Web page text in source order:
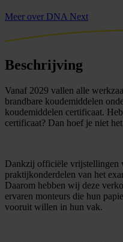
Meer over DNA Next
Beschrijving
Vanaf 2029 vallen alle
brandbare koudemiddelen
koudemiddelen certificaat.
certificaat? Dan hoef je niet
Dankzij officiële vrijstellingen
praktijkonderdelen van het
Daarom hebben wij deze
ervaren monteurs die hun
vooruit willen in hun vak.